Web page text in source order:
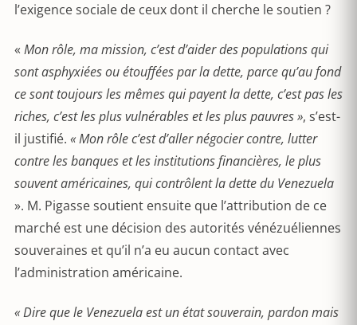
l’exigence sociale de ceux dont il cherche le soutien ?
« Mon rôle, ma mission, c’est d’aider des populations qui
sont asphyxiées ou étouffées par la dette, parce qu’au fond
ce sont toujours les mêmes qui payent la dette, c’est pas les
riches, c’est les plus vulnérables et les plus pauvres », s’est-
il justifié. « Mon rôle c’est d’aller négocier contre, lutter
contre les banques et les institutions financières, le plus
souvent américaines, qui contrôlent la dette du Venezuela
». M. Pigasse soutient ensuite que l’attribution de ce
marché est une décision des autorités vénézuéliennes
souveraines et qu’il n’a eu aucun contact avec
l’administration américaine.
« Dire que le Venezuela est un état souverain, pardon mais